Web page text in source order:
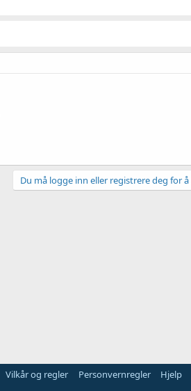
Du må logge inn eller registrere deg for å
Vilkår og regler Personvernregler Hjelp